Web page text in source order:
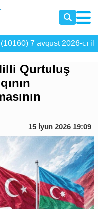
7 avqust 2026-cı il
Qurtuluş
15 İyun 2026 19:09